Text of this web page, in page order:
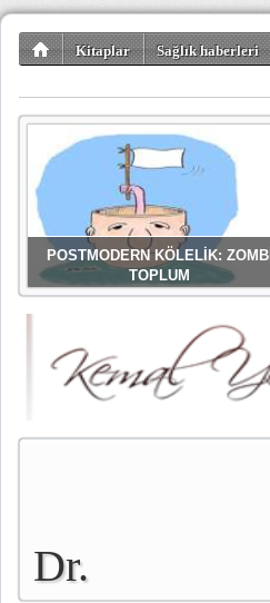
Kitaplar Sağlık haberleri
POSTMODERN KÖLELİK: ZOMBİ
TOPLUM
Dr.